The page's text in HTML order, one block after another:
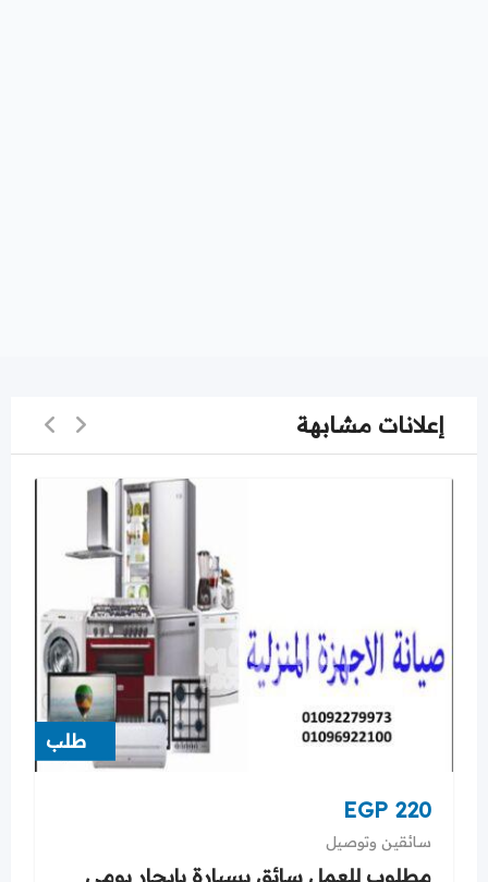
إعلانات مشابهة
طلب
EGP 220
سائقين وتوصيل
مطلوب للعمل سائق بسيارة بايجار يومى